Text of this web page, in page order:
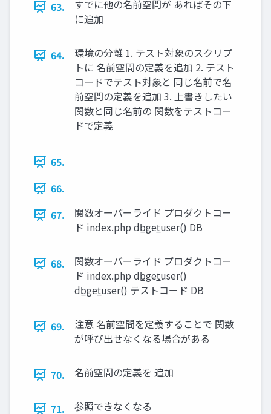
63.
すでに他の名前空間が あればその下
に追加
64.
環境の分離 1. テスト対象のスクリプ
トに 名前空間の定義を追加 2. テスト
コードでテスト対象と 同じ名前で名
前空間の定義を追加 3. 上書きしたい
関数と同じ名前の 関数をテストコー
ドで定義
65.
66.
67.
関数オーバーライド プロダクトコー
ド index.php db̲get̲user() DB
68.
関数オーバーライド プロダクトコー
ド index.php db̲get̲user()
db̲get̲user() テストコード DB
69.
注意 名前空間を定義することで 関数
が呼び出せなくなる場合がある
70. 名前空間の定義を 追加
71. 参照できなくなる